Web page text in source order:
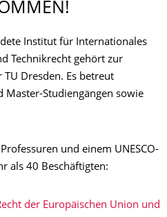
Institut für Internationales
Technikrecht gehört zur
Dresden. Es betreut
Master-Studiengängen sowie
und einem UNESCO-
als 40 Beschäftigten:
der Europäischen Union und